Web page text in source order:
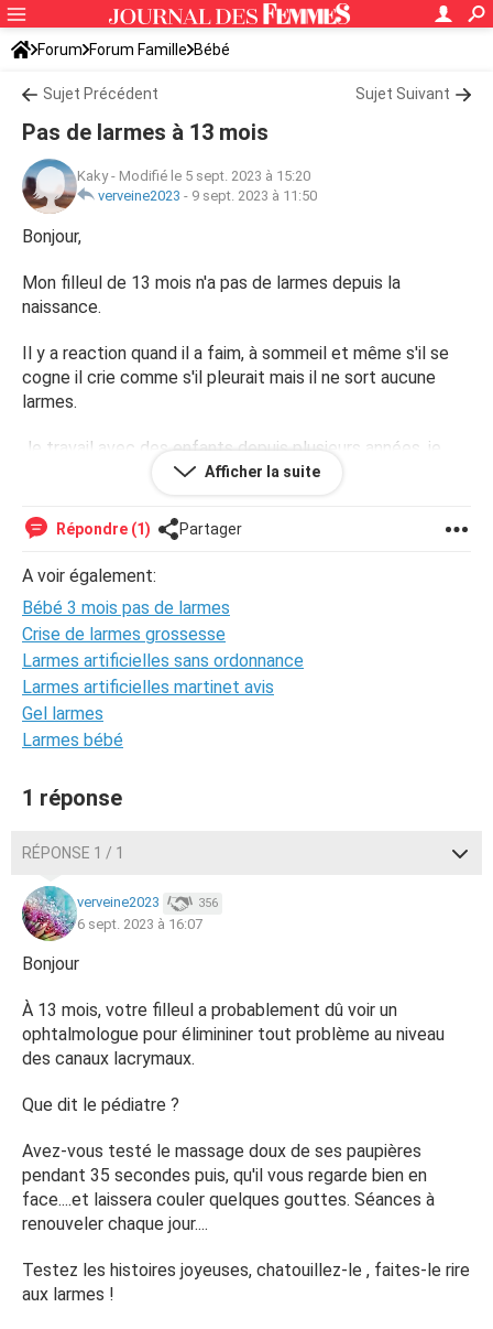
Forum Forum Famille Bébé
Sujet Précédent Sujet Suivant
Pas de larmes à 13 mois
Kaky- Modifié le 5 sept. 2023 à 15:20
verveine2023 - 9 sept. 2023 à 11:50
Bonjour,
Mon filleul de 13 mois n'a pas de larmes depuis la
naissance.
Il y a reaction quand il a faim, à sommeil et même s'il se
cogne il crie comme s'il pleurait mais il ne sort aucune
larmes.
Je travail avec des enfants depuis plusieurs années, je
n'avais jamais vue ça.
Cela m'inquiète, est ce possible que cela vienne d'un
soucis de gérance d'émotions déjà à son âge?
Afficher la suite
Répondre (1) Partager
A voir également:
Bébé 3 mois pas de larmes
Crise de larmes grossesse
Larmes artificielles sans ordonnance
Larmes artificielles martinet avis
Gel larmes
Larmes bébé
1 réponse
RÉPONSE 1 / 1
verveine2023 356
6 sept. 2023 à 16:07
Bonjour
À 13 mois, votre filleul a probablement dû voir un
ophtalmologue pour élimininer tout problème au niveau
des canaux lacrymaux.
Que dit le pédiatre ?
Avez-vous testé le massage doux de ses paupières
pendant 35 secondes puis, qu'il vous regarde bien en
face....et laissera couler quelques gouttes. Séances à
renouveler chaque jour....
Testez les histoires joyeuses, chatouillez-le , faites-le rire
aux larmes !